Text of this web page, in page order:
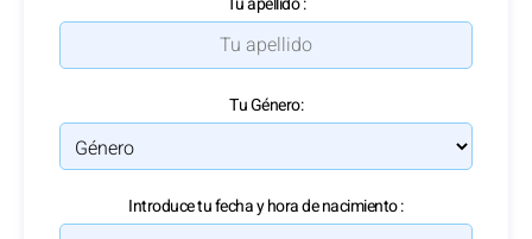
Tu Género:
Introduce tu fecha y hora de nacimiento :